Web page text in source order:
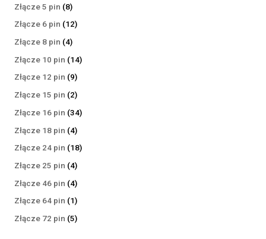
Złącze 5 pin 88
produktów
Złącze 6 pin 1212
Złącze 8 pin 44
produkty
Złącze 10 pin 1414
Złącze 12 pin 99
produktów
Złącze 15 pin 22
produkty
Złącze 16 pin 3434
Złącze 18 pin 44
produkty
Złącze 24 pin 1818
Złącze 25 pin 44
produkty
Złącze 46 pin 44
produkty
Złącze 64 pin 11
produkt
Złącze 72 pin 55